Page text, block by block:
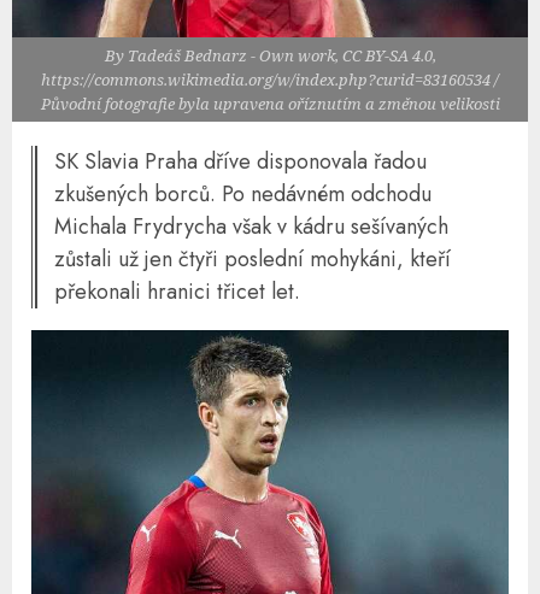
By Tadeáš Bednarz - Own work, CC BY-SA 4.0,
https://commons.wikimedia.org/w/index.php?curid=83160534 /
Původní fotografie byla upravena oříznutím a změnou velikosti
SK Slavia Praha dříve disponovala řadou
zkušených borců. Po nedávném odchodu
Michala Frydrycha však v kádru sešívaných
zůstali už jen čtyři poslední mohykáni, kteří
překonali hranici třicet let.